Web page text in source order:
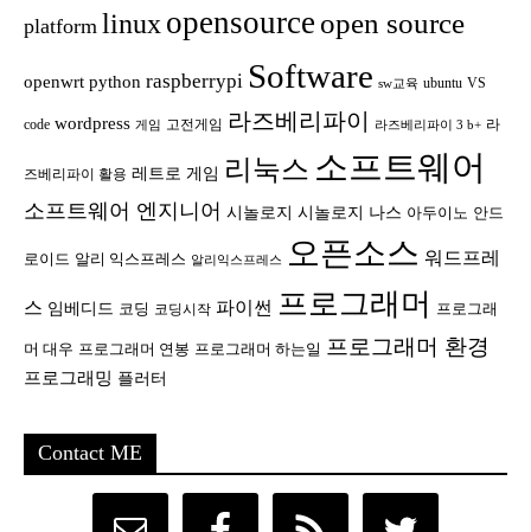
platform linux opensource open source
openwrt python raspberrypi Software sw교육 ubuntu VS
code wordpress 게임 고전게임 라즈베리파이 라즈베리파이 3 b+ 라
즈베리파이 활용 레트로 게임 리눅스 소프트웨어
소프트웨어 엔지니어 시놀로지 시놀로지 나스 아두이노 안드
로이드 알리 익스프레스 알리익스프레스 오픈소스 워드프레
스 임베디드 코딩 코딩시작 파이썬 프로그래머 프로그래
머 대우 프로그래머 연봉 프로그래머 하는일 프로그래머 환경
프로그래밍 플러터
Contact ME